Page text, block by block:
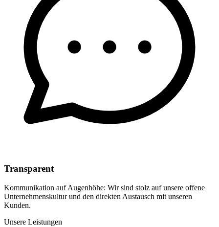
Transparent
Kommunikation auf Augenhöhe: Wir sind stolz auf unsere offene
Unternehmenskultur und den direkten Austausch mit unseren
Kunden.
Unsere Leistungen